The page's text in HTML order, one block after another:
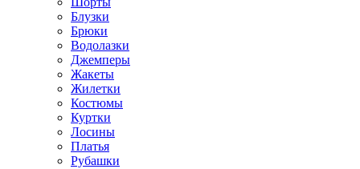
Блузки
Брюки
Водолазки
Джемперы
Жакеты
Жилетки
Костюмы
Куртки
Лосины
Платья
Рубашки